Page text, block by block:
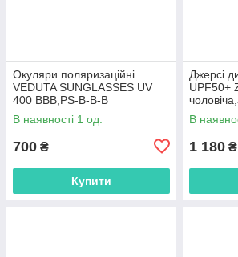
Окуляри поляризаційні
VEDUTA SUNGLASSES UV
400 BBB,PS-B-B-B
В наявності 1 од.
700 ₴
Купити
Джерсі
UPF50+
В
1 180 ₴